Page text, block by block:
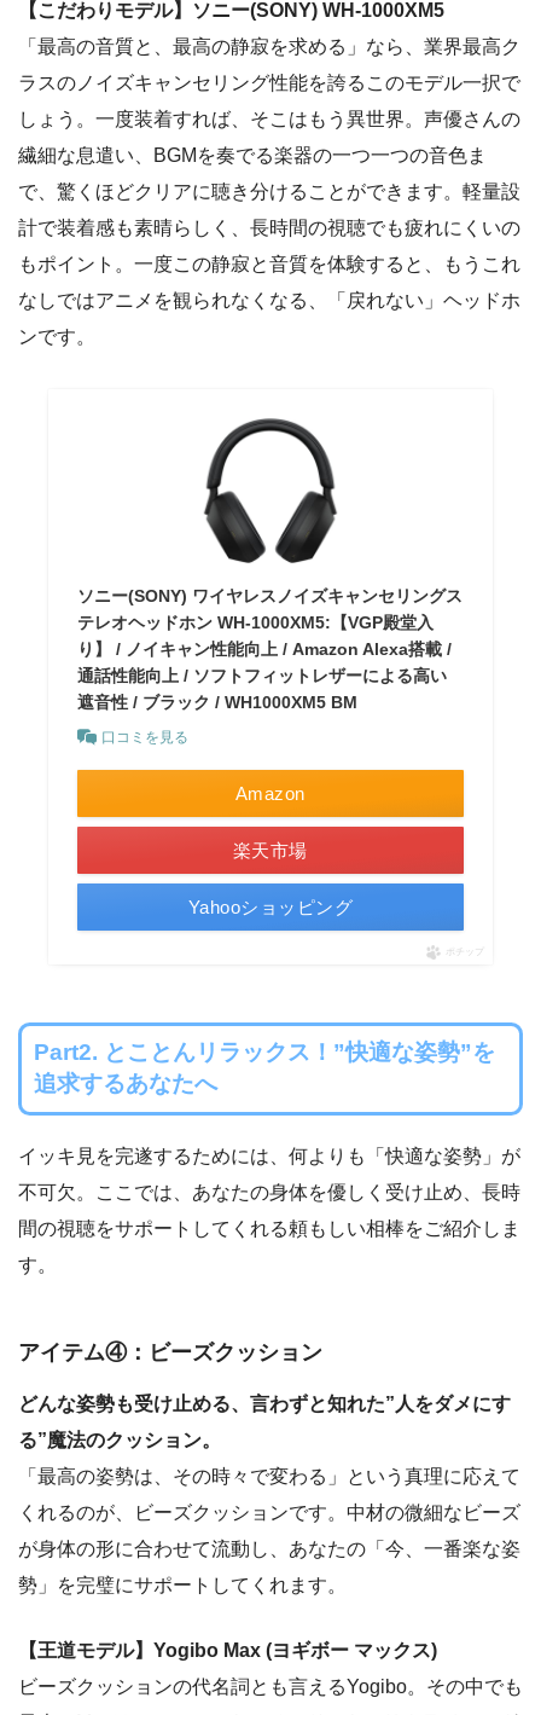
【こだわりモデル】ソニー(SONY) WH-1000XM5
「最高の音質と、最高の静寂を求める」なら、業界最高ク
ラスのノイズキャンセリング性能を誇るこのモデル一択で
しょう。一度装着すれば、そこはもう異世界。声優さんの
繊細な息遣い、BGMを奏でる楽器の一つ一つの音色ま
で、驚くほどクリアに聴き分けることができます。軽量設
計で装着感も素晴らしく、長時間の視聴でも疲れにくいの
もポイント。一度この静寂と音質を体験すると、もうこれ
なしではアニメを観られなくなる、「戻れない」ヘッドホ
ンです。
ソニー(SONY) ワイヤレスノイズキャンセリングス
テレオヘッドホン WH-1000XM5:【VGP殿堂入
り】 / ノイキャン性能向上 / Amazon Alexa搭載 /
通話性能向上 / ソフトフィットレザーによる高い
遮音性 / ブラック / WH1000XM5 BM
口コミを見る
Amazon
楽天市場
Yahooショッピング
ポチップ
Part2. とことんリラックス！”快適な姿勢”を
追求するあなたへ
イッキ見を完遂するためには、何よりも「快適な姿勢」が
不可欠。ここでは、あなたの身体を優しく受け止め、長時
間の視聴をサポートしてくれる頼もしい相棒をご紹介しま
す。
アイテム④：ビーズクッション
どんな姿勢も受け止める、言わずと知れた”人をダメにす
る”魔法のクッション。
「最高の姿勢は、その時々で変わる」という真理に応えて
くれるのが、ビーズクッションです。中材の微細なビーズ
が身体の形に合わせて流動し、あなたの「今、一番楽な姿
勢」を完璧にサポートしてくれます。
【王道モデル】Yogibo Max (ヨギボー マックス)
ビーズクッションの代名詞とも言えるYogibo。その中でも